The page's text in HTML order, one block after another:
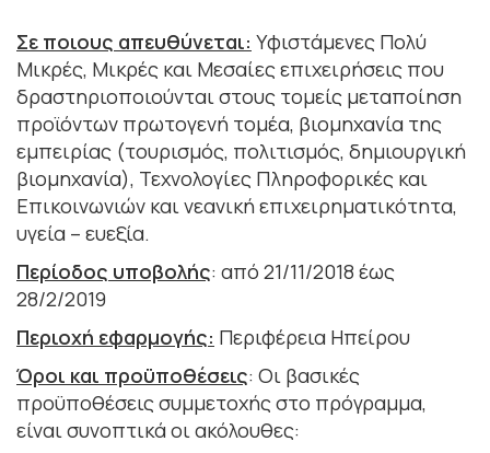
Σε ποιους απευθύνεται: Yφιστάμενες Πολύ
Μικρές, Μικρές και Μεσαίες επιχειρήσεις που
δραστηριοποιούνται στους τομείς μεταποίηση
προϊόντων πρωτογενή τομέα, βιομηχανία της
εμπειρίας (τουρισμός, πολιτισμός, δημιουργική
βιομηχανία), Τεχνολογίες Πληροφορικές και
Επικοινωνιών και νεανική επιχειρηματικότητα,
υγεία – ευεξία.
Περίοδος υποβολής: από 21/11/2018 έως
28/2/2019
Περιοχή εφαρμογής: Περιφέρεια Ηπείρου
Όροι και προϋποθέσεις: Οι βασικές
προϋποθέσεις συμμετοχής στο πρόγραμμα,
είναι συνοπτικά οι ακόλουθες: